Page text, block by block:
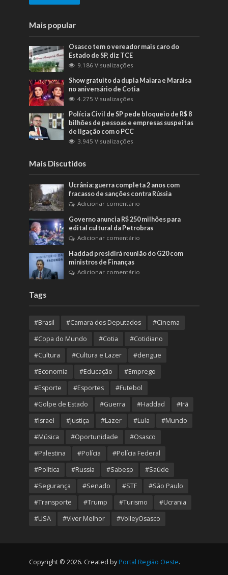
Mais popular
Osasco tem o vereador mais caro do
Estado de SP, diz TCE
9.186 Visualizações
Show gratuito da dupla Maiara e Maraisa
no aniversário de Cotia
4.275 Visualizações
Polícia Civil de SP pede bloqueio de R$ 8
bilhões de pessoas e empresas suspeitas
de ligação com o PCC
3.945 Visualizações
Mais Discutidos
Ucrânia: guerra completa 2 anos com
fracasso de sanções contra Rússia
Adicionar comentário
Governo anuncia R$ 250 milhões para
edital cultural da Petrobras
Adicionar comentário
Haddad presidirá reunião do G20 com
ministros de Finanças
Adicionar comentário
Tags
#Brasil #Camara dos Deputados
#Cinema
#Copa do Mundo
#Cotia
#Cotidiano
#Cultura
#Cultura e Lazer
#dengue
#Economia
#Educação
#Emprego
#Esporte
#Esportes
#Futebol
#Golpe de Estado
#Guerra #Haddad
#Irã
#Israel
#Justiça #Lazer #Lula
#Mundo
#Música
#Oportunidade
#Osasco
#Palestina
#Polícia
#Polícia Federal
#Política
#Russia #Sabesp
#Saúde
#Segurança
#Senado #STF
#São Paulo
#Transporte
#Trump #Turismo
#Ucrania
#USA
#Viver Melhor #VolleyOsasco
Copyright © 2026. Created by Portal Região Oeste.